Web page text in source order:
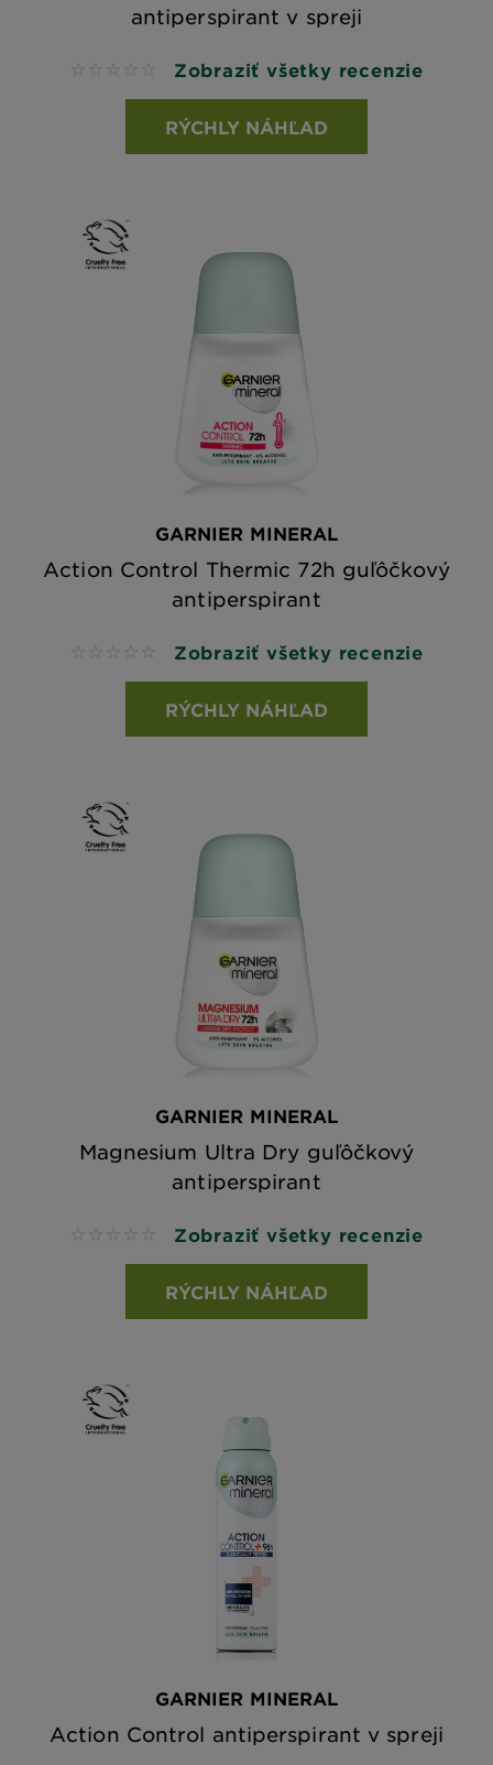
antiperspirant v spreji
No reviews Zobraziť všetky recenzie
RÝCHLY NÁHĽAD
GARNIER MINERAL
Action Control Thermic 72h guľôčkový
antiperspirant
No reviews Zobraziť všetky recenzie
RÝCHLY NÁHĽAD
GARNIER MINERAL
Magnesium Ultra Dry guľôčkový
antiperspirant
No reviews Zobraziť všetky recenzie
RÝCHLY NÁHĽAD
GARNIER MINERAL
Action Control antiperspirant v spreji